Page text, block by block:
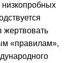
жертвовать
«правилам»,